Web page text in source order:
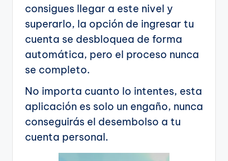
consigues llegar a este nivel y
superarlo, la opción de ingresar tu
cuenta se desbloquea de forma
automática, pero el proceso nunca
se completo.
No importa cuanto lo intentes, esta
aplicación es solo un engaño, nunca
conseguirás el desembolso a tu
cuenta personal.